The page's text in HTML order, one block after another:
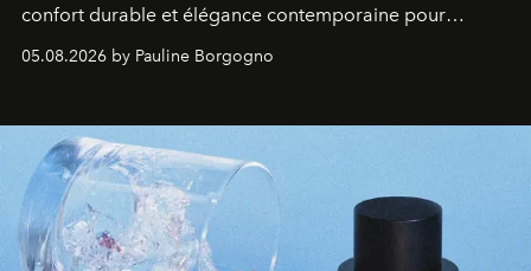
confort durable et élégance contemporaine pour
accompagner les explorations du quotidien.
05.08.2026 by Pauline Borgogno